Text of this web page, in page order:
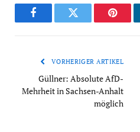
FacebookTwitter
VORHERIGER ARTIKEL
Güllner: Absolute AfD-
Mehrheit in Sachsen-Anhalt
möglich